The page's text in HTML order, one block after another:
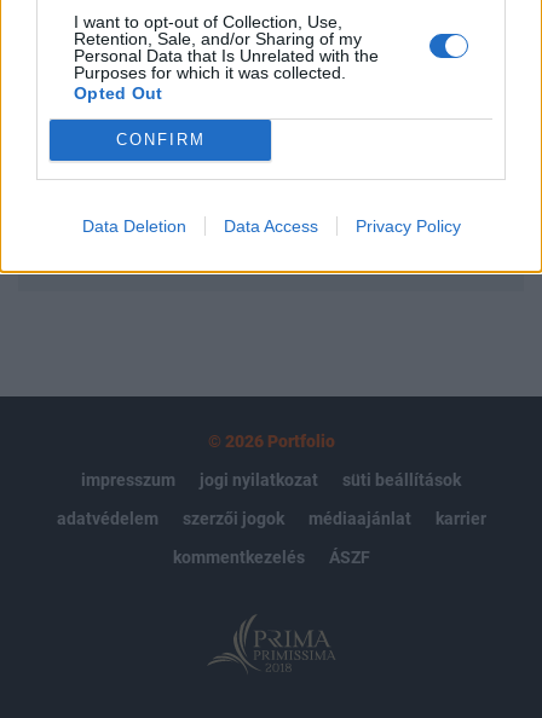
I want to opt-out of Collection, Use,
Retention, Sale, and/or Sharing of my
Personal Data that Is Unrelated with the
Purposes for which it was collected.
Opted Out
CONFIRM
Data Deletion Data Access Privacy Policy
Az előfizetés a következőket tartalmazza:
Portfolio.hu teljes cikkarchívum
Kötéslisták: BÉT elmúlt 2 év napon belüli
kötéslistái
Előfizetés
© 2026 Portfolio
impresszum
jogi nyilatkozat
süti beállítások
adatvédelem
szerzői jogok médiaajánlat
karrier
kommentkezelés
ÁSZF